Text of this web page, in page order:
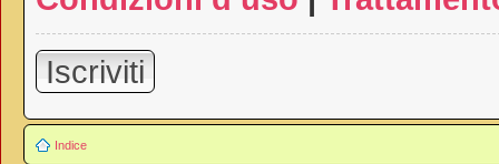
Iscriviti
Indice